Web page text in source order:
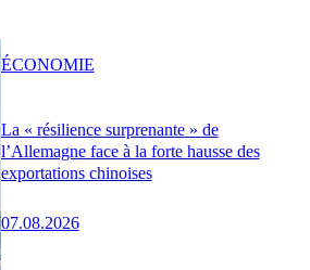
La « résilience surprenante » de
l’Allemagne face à la forte hausse des
exportations chinoises
07.08.2026
ÉCONOMIE